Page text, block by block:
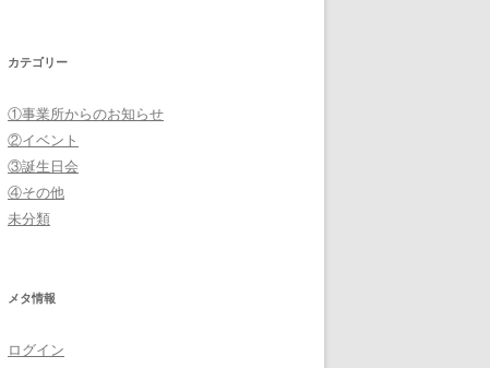
カテゴリー
①事業所からのお知らせ
②イベント
③誕生日会
④その他
未分類
メタ情報
ログイン